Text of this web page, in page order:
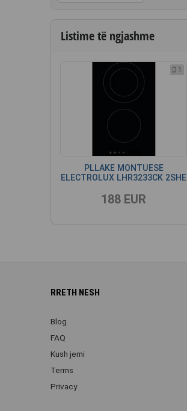
Listime të ngjashme
1
PLLAKE MONTUESE
ELECTROLUX LHR3233CK 2SHE
188 EUR
RRETH NESH
Blog
FAQ
Kush jemi
Terms
Privacy